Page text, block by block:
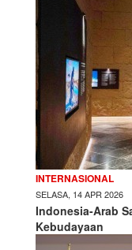
INTERNASIONAL
SELASA, 14 APR 2026
Indonesia-Arab
Kebudayaan